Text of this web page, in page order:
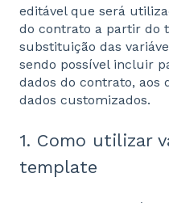
editável que será
do contrato a partir do
substituição das
sendo possível incluir
dados do contrato, aos
dados customizados.
1. Como utilizar
template